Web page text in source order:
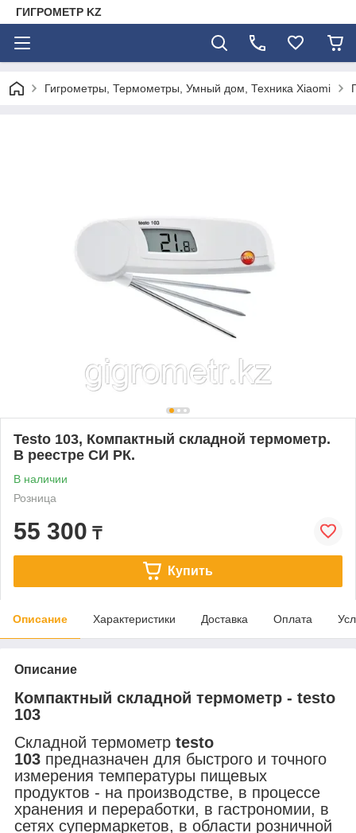
ГИГРОМЕТР KZ
Гигрометры, Термометры, Умный дом, Техника Xiaomi
Testo 103, Компактный складной термометр.
В реестре СИ РК.
В наличии
Розница
55 300 ₸
Купить
Описание Характеристики Доставка Оплата
Описание
Компактный складной термометр - testo
103
Складной термометр testo
103 предназначен для быстрого и точного
измерения температуры пищевых
продуктов - на производстве, в процессе
хранения и переработки, в гастрономии, в
сетях супермаркетов, в области розничной